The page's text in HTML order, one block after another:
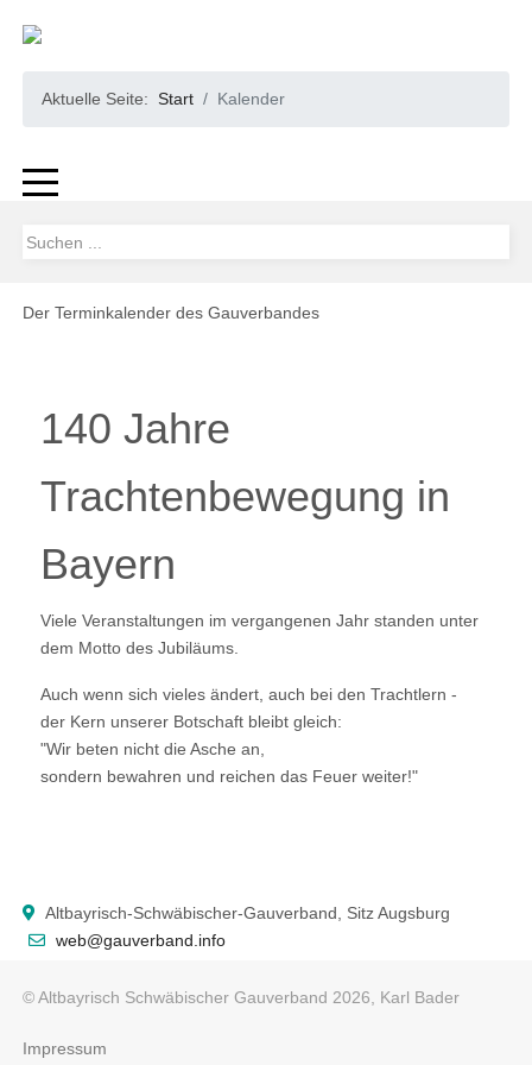
Aktuelle Seite:Start Kalender
Der Terminkalender des Gauverbandes
140 Jahre
Trachtenbewegung in
Bayern
Viele Veranstaltungen im vergangenen Jahr standen unter
dem Motto des Jubiläums.
Auch wenn sich vieles ändert, auch bei den Trachtlern -
der Kern unserer Botschaft bleibt gleich:
"Wir beten nicht die Asche an,
sondern bewahren und reichen das Feuer weiter!"
Altbayrisch-Schwäbischer-Gauverband, Sitz Augsburg
web@gauverband.info
© Altbayrisch Schwäbischer Gauverband 2026, Karl Bader
Impressum